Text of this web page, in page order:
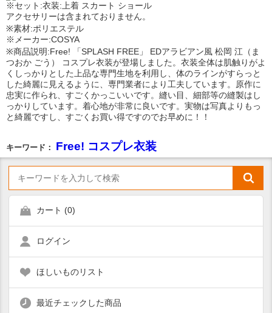
※セット:衣装:上着 スカート ショール
アクセサリーは含まれておりません。
※素材:ポリエステル
※メーカー:COSYA
※商品説明:Free! 「SPLASH FREE」 EDアラビアン風 松岡 江（ま
つおか ごう） コスプレ衣装が登場しました。衣装全体は肌触りがよ
くしっかりとした上品な専門生地を利用し、体のラインがすらっと
した綺麗に見えるように、専門業者により工夫しています。原作に
忠実に作られ、すごくかっこいいです。縫い目、細部等の縫製はし
っかりしています。着心地が非常に良いです。実物は写真よりもっ
と綺麗ですし、すごくお買い得ですのでお早めに！！
キーワード： Free! コスプレ衣装
カート (0)
ログイン
ほしいものリスト
最近チェックした商品